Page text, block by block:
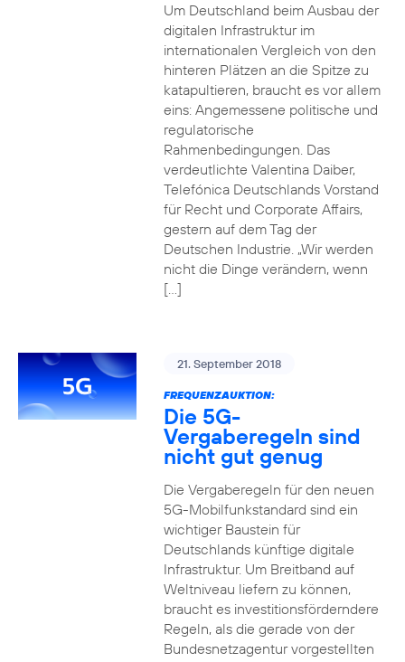
Um Deutschland beim Ausbau der
digitalen Infrastruktur im
internationalen Vergleich von den
hinteren Plätzen an die Spitze zu
katapultieren, braucht es vor allem
eins: Angemessene politische und
regulatorische
Rahmenbedingungen. Das
verdeutlichte Valentina Daiber,
Telefónica Deutschlands Vorstand
für Recht und Corporate Affairs,
gestern auf dem Tag der
Deutschen Industrie. „Wir werden
nicht die Dinge verändern, wenn
[…]
21. September 2018
FREQUENZAUKTION:
Die 5G-
Vergaberegeln sind
nicht gut genug
Die Vergaberegeln für den neuen
5G-Mobilfunkstandard sind ein
wichtiger Baustein für
Deutschlands künftige digitale
Infrastruktur. Um Breitband auf
Weltniveau liefern zu können,
braucht es investitionsförderndere
Regeln, als die gerade von der
Bundesnetzagentur vorgestellten